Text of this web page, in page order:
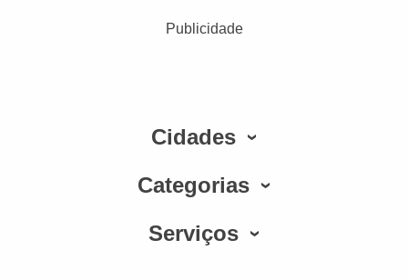
Publicidade
Cidades
Categorias
Serviços